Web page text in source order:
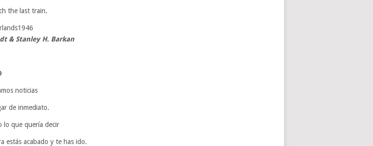
the last train.
& Stanley H. Barkan
noticias
de inmediato.
lo que quería decir
estás acabado y te has ido.